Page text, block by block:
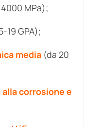
MPa);
19 GPA);
media(da 20
corrosione e